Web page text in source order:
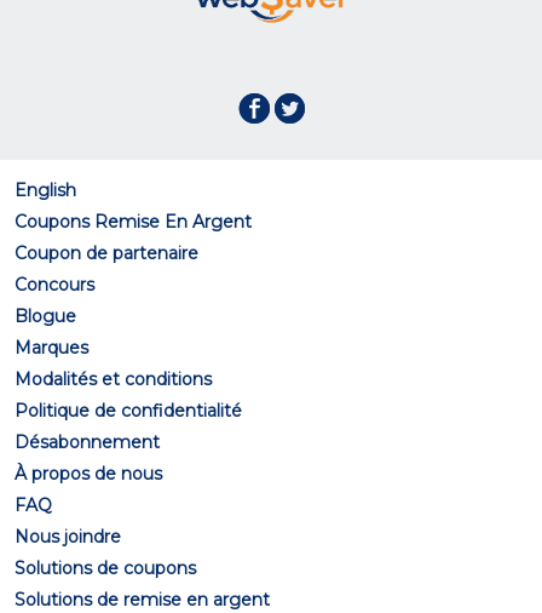
English
Coupons Remise En Argent
Coupon de partenaire
Concours
Blogue
Marques
Modalités et conditions
Politique de confidentialité
Désabonnement
À propos de nous
FAQ
Nous joindre
Solutions de coupons
Solutions de remise en argent